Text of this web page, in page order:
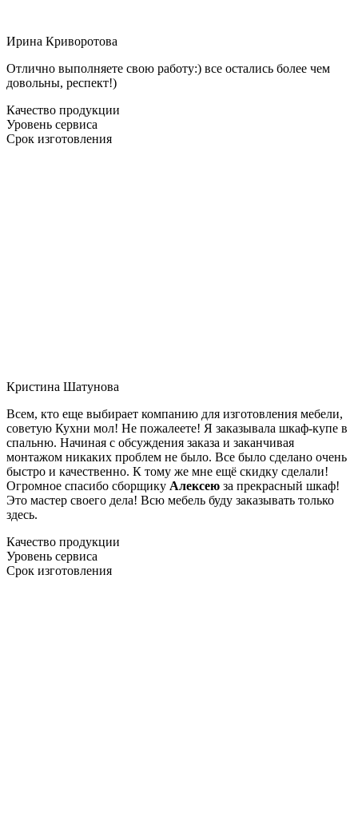
Ирина Криворотова
Отлично выполняете свою работу:) все остались более чем
довольны, респект!)
Качество продукции
Уровень сервиса
Срок изготовления
Кристина Шатунова
Всем, кто еще выбирает компанию для изготовления мебели,
советую Кухни мол! Не пожалеете! Я заказывала шкаф-купе в
спальню. Начиная с обсуждения заказа и заканчивая
монтажом никаких проблем не было. Все было сделано очень
быстро и качественно. К тому же мне ещё скидку сделали!
Огромное спасибо сборщику Алексею за прекрасный шкаф!
Это мастер своего дела! Всю мебель буду заказывать только
здесь.
Качество продукции
Уровень сервиса
Срок изготовления